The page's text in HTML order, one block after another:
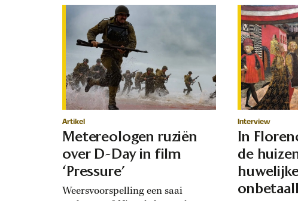
Artikel
Metereologen ruziën
over D-Day in film
‘Pressure’
Weersvoorspelling een saai
Interview
In
de